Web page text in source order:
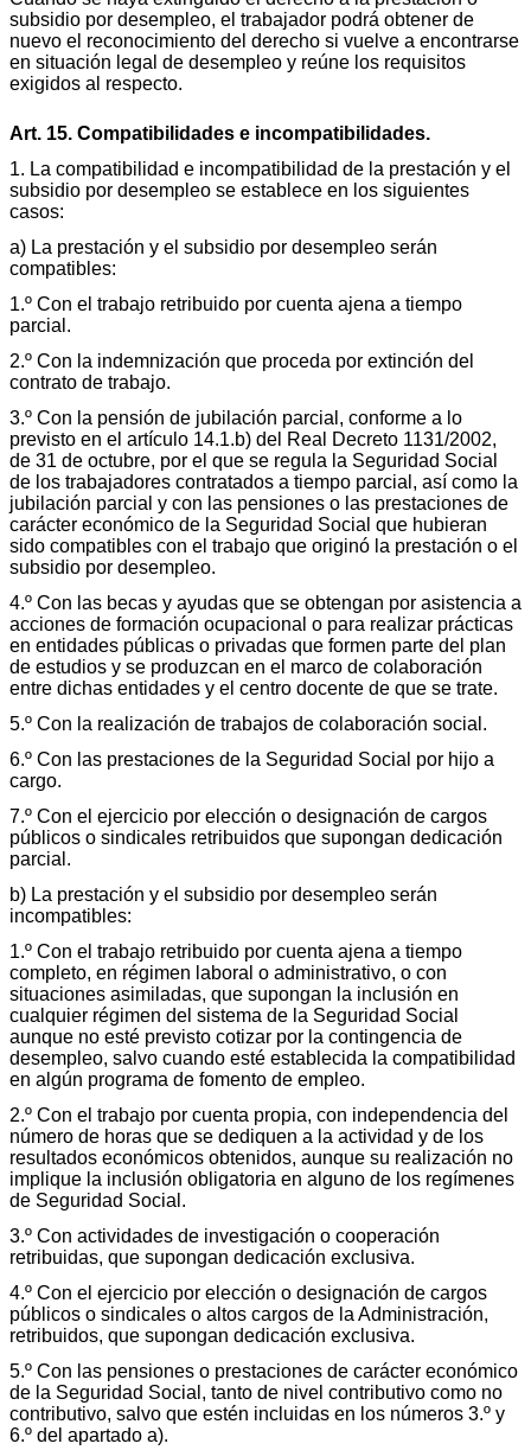
subsidio por desempleo, el trabajador podrá obtener de
nuevo el reconocimiento del derecho si vuelve a encontrarse
en situación legal de desempleo y reúne los requisitos
exigidos al respecto.
Art. 15. Compatibilidades e incompatibilidades.
1. La compatibilidad e incompatibilidad de la prestación y el
subsidio por desempleo se establece en los siguientes
casos:
a) La prestación y el subsidio por desempleo serán
compatibles:
1.º Con el trabajo retribuido por cuenta ajena a tiempo
parcial.
2.º Con la indemnización que proceda por extinción del
contrato de trabajo.
3.º Con la pensión de jubilación parcial, conforme a lo
previsto en el artículo 14.1.b) del Real Decreto 1131/2002,
de 31 de octubre, por el que se regula la Seguridad Social
de los trabajadores contratados a tiempo parcial, así como la
jubilación parcial y con las pensiones o las prestaciones de
carácter económico de la Seguridad Social que hubieran
sido compatibles con el trabajo que originó la prestación o el
subsidio por desempleo.
4.º Con las becas y ayudas que se obtengan por asistencia a
acciones de formación ocupacional o para realizar prácticas
en entidades públicas o privadas que formen parte del plan
de estudios y se produzcan en el marco de colaboración
entre dichas entidades y el centro docente de que se trate.
5.º Con la realización de trabajos de colaboración social.
6.º Con las prestaciones de la Seguridad Social por hijo a
cargo.
7.º Con el ejercicio por elección o designación de cargos
públicos o sindicales retribuidos que supongan dedicación
parcial.
b) La prestación y el subsidio por desempleo serán
incompatibles:
1.º Con el trabajo retribuido por cuenta ajena a tiempo
completo, en régimen laboral o administrativo, o con
situaciones asimiladas, que supongan la inclusión en
cualquier régimen del sistema de la Seguridad Social
aunque no esté previsto cotizar por la contingencia de
desempleo, salvo cuando esté establecida la compatibilidad
en algún programa de fomento de empleo.
2.º Con el trabajo por cuenta propia, con independencia del
número de horas que se dediquen a la actividad y de los
resultados económicos obtenidos, aunque su realización no
implique la inclusión obligatoria en alguno de los regímenes
de Seguridad Social.
3.º Con actividades de investigación o cooperación
retribuidas, que supongan dedicación exclusiva.
4.º Con el ejercicio por elección o designación de cargos
públicos o sindicales o altos cargos de la Administración,
retribuidos, que supongan dedicación exclusiva.
5.º Con las pensiones o prestaciones de carácter económico
de la Seguridad Social, tanto de nivel contributivo como no
contributivo, salvo que estén incluidas en los números 3.º y
6.º del apartado a).